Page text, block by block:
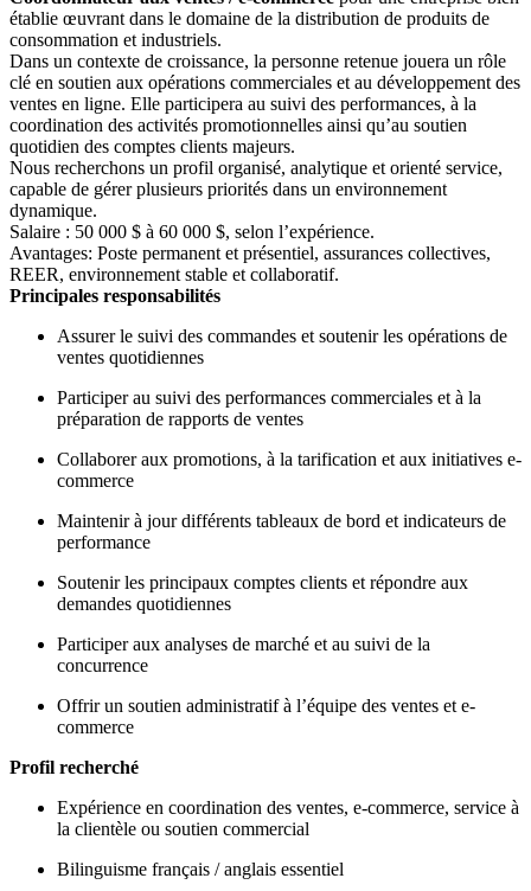
établie œuvrant dans le domaine de la distribution de produits de
consommation et industriels.
Dans un contexte de croissance, la personne retenue jouera un rôle
clé en soutien aux opérations commerciales et au développement des
ventes en ligne. Elle participera au suivi des performances, à la
coordination des activités promotionnelles ainsi qu’au soutien
quotidien des comptes clients majeurs.
Nous recherchons un profil organisé, analytique et orienté service,
capable de gérer plusieurs priorités dans un environnement
dynamique.
Salaire : 50 000 $ à 60 000 $, selon l’expérience.
Avantages: Poste permanent et présentiel, assurances collectives,
REER, environnement stable et collaboratif.
Principales responsabilités
Assurer le suivi des commandes et soutenir les opérations de
ventes quotidiennes
Participer au suivi des performances commerciales et à la
préparation de rapports de ventes
Collaborer aux promotions, à la tarification et aux initiatives e-
commerce
Maintenir à jour différents tableaux de bord et indicateurs de
performance
Soutenir les principaux comptes clients et répondre aux
demandes quotidiennes
Participer aux analyses de marché et au suivi de la
concurrence
Offrir un soutien administratif à l’équipe des ventes et e-
commerce
Profil recherché
Expérience en coordination des ventes, e-commerce, service à
la clientèle ou soutien commercial
Bilinguisme français / anglais essentiel